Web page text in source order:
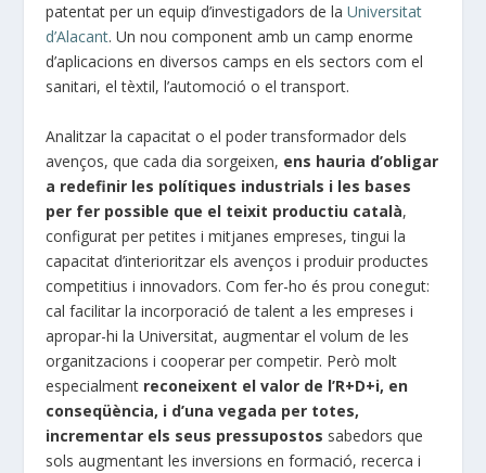
patentat per un equip d’investigadors de laUniversitat
d’Alacant. Un nou component amb un camp enorme
d’aplicacions en diversos camps en els sectors com el
sanitari, el tèxtil, l’automoció o el transport.
Analitzar la capacitat o el poder transformador dels
avenços, que cada dia sorgeixen, ens hauria d’obligar
a redefinir les polítiques industrials i les bases
per fer possible que el teixit productiu català,
configurat per petites i mitjanes empreses, tingui la
capacitat d’interioritzar els avenços i produir productes
competitius i innovadors. Com fer-ho és prou conegut:
cal facilitar la incorporació de talent a les empreses i
apropar-hi la Universitat, augmentar el volum de les
organitzacions i cooperar per competir. Però molt
especialment reconeixent el valor de l’R+D+i, en
conseqüència, i d’una vegada per totes,
incrementar els seus pressupostos sabedors que
sols augmentant les inversions en formació, recerca i